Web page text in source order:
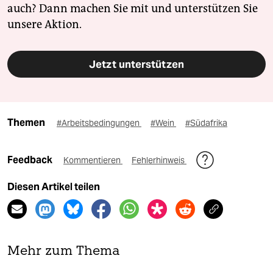
auch? Dann machen Sie mit und unterstützen Sie
unsere Aktion.
Jetzt unterstützen
Themen #Arbeitsbedingungen #Wein #Südafrika
Feedback Kommentieren Fehlerhinweis
Diesen Artikel teilen
Mehr zum Thema